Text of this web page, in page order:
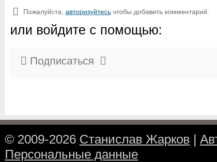
Пожалуйста, авторизуйтесь чтобы добавить комментарий.
или войдите с помощью:
Подписаться
© 2009-2026 Станислав Жарков |
Персональные данные